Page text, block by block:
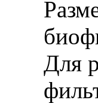
Для